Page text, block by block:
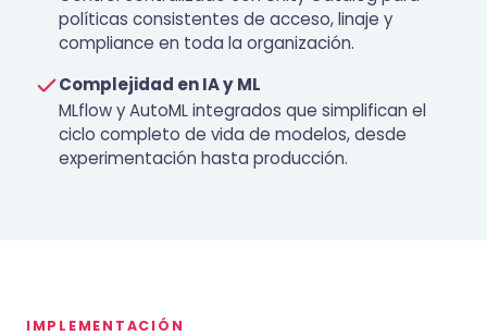
políticas consistentes de acceso, linaje y
compliance en toda la organización.
Complejidad en IA y ML
MLflow y AutoML integrados que simplifican el
ciclo completo de vida de modelos, desde
experimentación hasta producción.
IMPLEMENTACIÓN